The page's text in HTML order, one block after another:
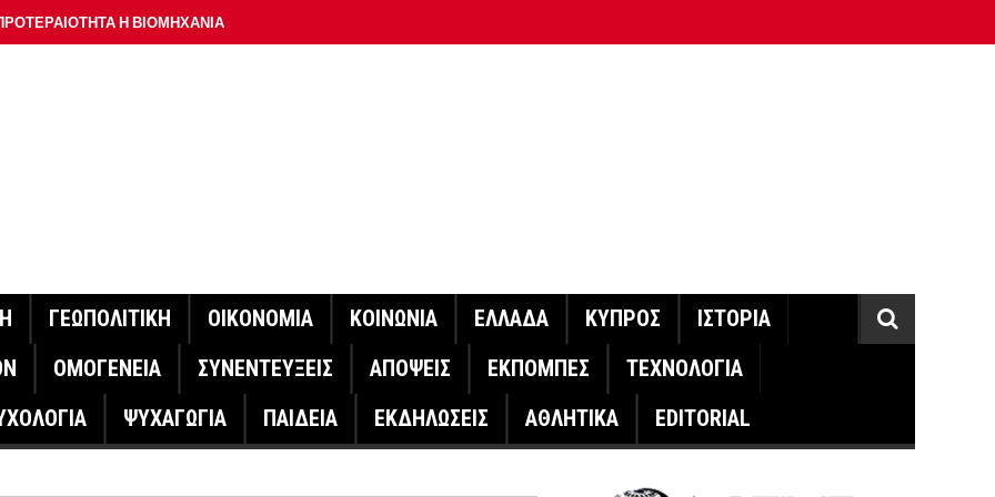
Η ΒΙΟΜΗΧΑΝΙΑ
Η ΠΛΑΤΦΟΡΜΑ
ΣΑΝ ΣΗΜΕΡΑ
Ο ΜΗΤΣΟΤΑΚΗΣ ΓΙΑ ΤΟΥΣ ΠΥΡΟΠΛΗΚΤΟΥΣ
ΕΡΕΥΝΗΤΗΣ ΣΤΗ ΔΑΝΙΑ ΣΧΕΔΙΑΖΕΙ DRONE ΓΙΑ ΤΗ
ΓΕΩΠΟΛΙΤΙΚΗ ΟΙΚΟΝΟΜΙΑ ΚΟΙΝΩΝΙΑ ΕΛΛΑΔΑ ΚΥΠΡΟΣ
ΙΣΤΟΡΙΑ
ΟΜΟΓΕΝΕΙΑ ΣΥΝΕΝΤΕΥΞΕΙΣ ΑΠΟΨΕΙΣ ΕΚΠΟΜΠΕΣ
ΤΕΧΝΟΛΟΓΙΑ
ΨΥΧΑΓΩΓΙΑ ΠΑΙΔΕΙΑ ΕΚΔΗΛΩΣΕΙΣ ΑΘΛΗΤΙΚΑ EDITORIAL